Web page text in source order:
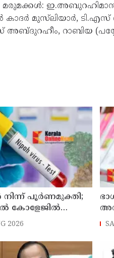
മരുമക്കൾ:
മുസ്‌ലിയാർ,
റാബിയ
നിന്ന് പൂർണമുക്തി;
കോളേജിൽ
43കാരൻ
2026